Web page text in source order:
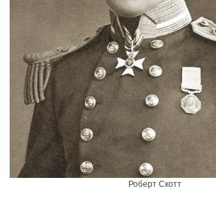
Роберт Скотт